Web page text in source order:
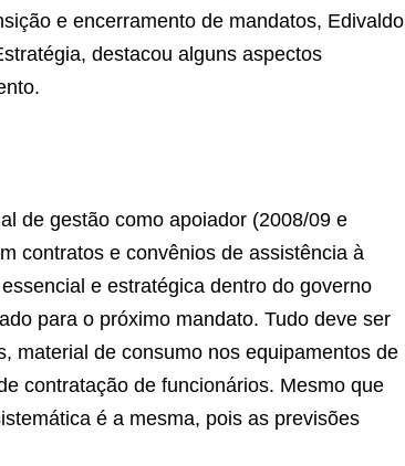
e encerramento de mandatos, Edivaldo
destacou alguns aspectos
de gestão como apoiador (2008/09 e
contratos e convênios de assistência à
e estratégica dentro do governo
para o próximo mandato. Tudo deve ser
material de consumo nos equipamentos de
contratação de funcionários. Mesmo que
é a mesma, pois as previsões